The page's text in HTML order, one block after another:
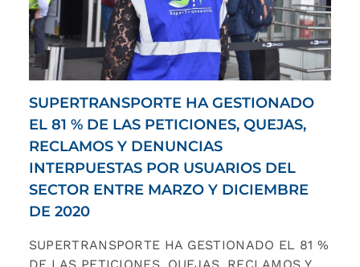
SUPERTRANSPORTE HA GESTIONADO
EL 81 % DE LAS PETICIONES, QUEJAS,
RECLAMOS Y DENUNCIAS
INTERPUESTAS POR USUARIOS DEL
SECTOR ENTRE MARZO Y DICIEMBRE
DE 2020
SUPERTRANSPORTE HA GESTIONADO EL 81 %